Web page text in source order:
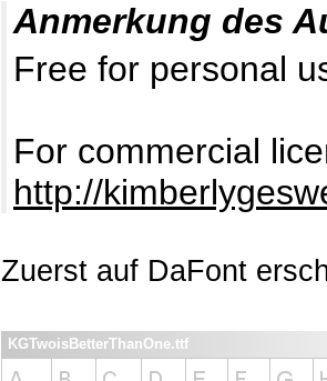
Anmerkung des
Free for personal
For commercial
http://
Zuerst auf DaFont
KGTwoisBetterThanOne.ttf